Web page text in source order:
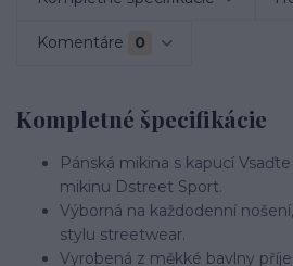
Komentáre 0
Kompletné špecifikácie
Pánská mikina s kapucí
mikinu Dstreet Sport.
Výborná na každodenní
stylu streetwear.
Vyrobená z měkké bavlny